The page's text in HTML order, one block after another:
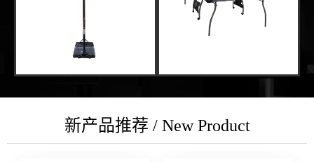
新产品推荐 / New Product